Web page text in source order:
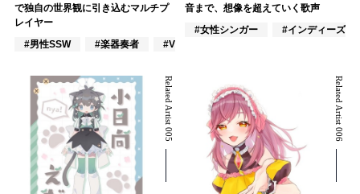
で独自の世界観に引き込むマルチプ
レイヤー
#男性SSW
#楽器奏者 #VOCALOID
音まで、想像を超えていく歌声
#女性シンガー
#インディーズ
Related Artist 005 Related Artist 006